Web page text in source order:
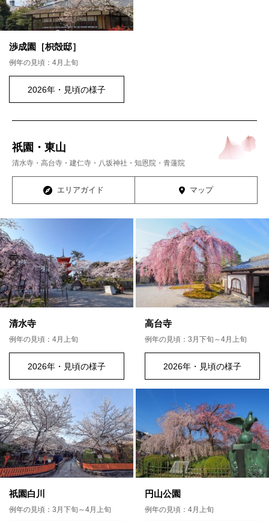
渉成園［枳殻邸］
例年の見頃：4月上旬
2026年・見頃の様子
祇園・東山
清水寺・高台寺・建仁寺・八坂神社・知恩院・青蓮院
エリアガイド マップ
清水寺
例年の見頃：4月上旬
2026年・見頃の様子
高台寺
例年の見頃：3月下旬～4月上旬
2026年・見頃の様子
祇園白川
例年の見頃：3月下旬～4月上旬
円山公園
例年の見頃：4月上旬